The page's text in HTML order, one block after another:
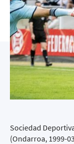
Sociedad
(Ondarroa, 1999-